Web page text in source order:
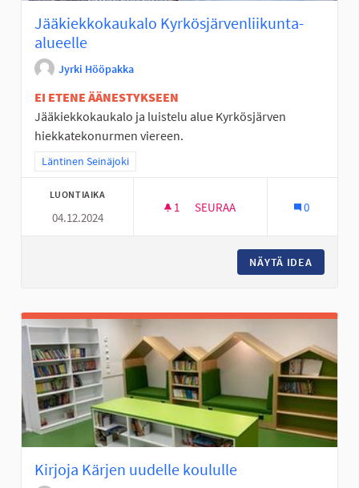
Jääkiekkokaukalo Kyrkösjärvenliikunta-
alueelle
Jyrki Hööpakka
EI ETENE ÄÄNESTYKSEEN
Jääkiekkokaukalo ja luistelu alue Kyrkösjärven
hiekkatekonurmen viereen.
Rajaa tulokset teeman mukaan: Läntinen Seinäjoki
Läntinen Seinäjoki
LUONTIAIKA
04.12.2024
1 1 SEURAAJA
SEURAA 0
NÄYTÄ IDEA
Kirjoja Kärjen uudelle koululle